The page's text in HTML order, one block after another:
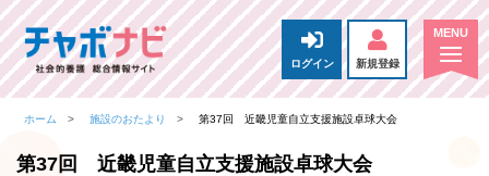
ログイン 新規登録
ホーム 施設のおたより 第37回 近畿児童自立支援施設卓球大会
第37回 近畿児童自立支援施設卓球大会